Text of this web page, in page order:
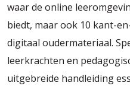
waar de online
biedt, maar ook 10 kant-
digitaal oudermateriaal.
leerkrachten en
uitgebreide handleiding